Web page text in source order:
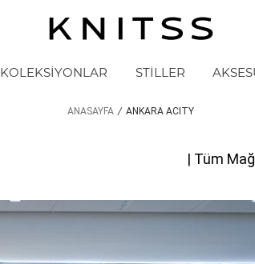
KOLEKSİYONLAR STİLLER
ANASAYFA / ANKARA ACITY
| Tüm